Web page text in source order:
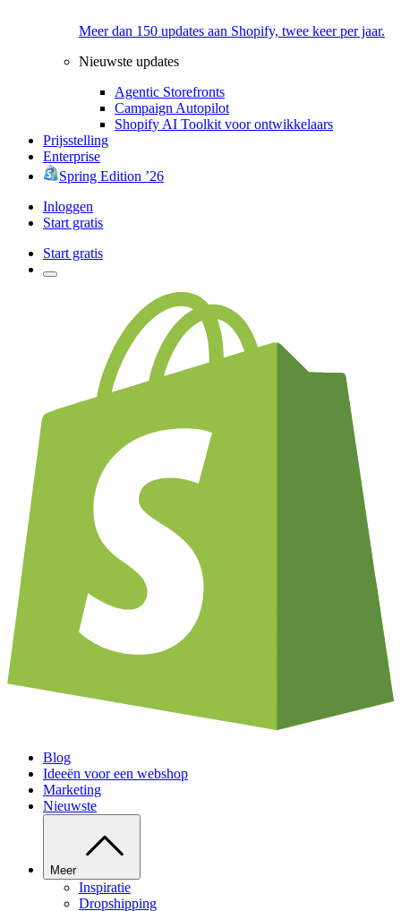
Meer dan 150 updates aan Shopify, twee keer per jaar.
Nieuwste updates
Agentic Storefronts
Campaign Autopilot
Shopify AI Toolkit voor ontwikkelaars
Prijsstelling
Enterprise
Spring Edition ’26
Inloggen
Start gratis
Start gratis
Blog
Ideeën voor een webshop
Marketing
Nieuwste
Meer
Inspiratie
Dropshipping